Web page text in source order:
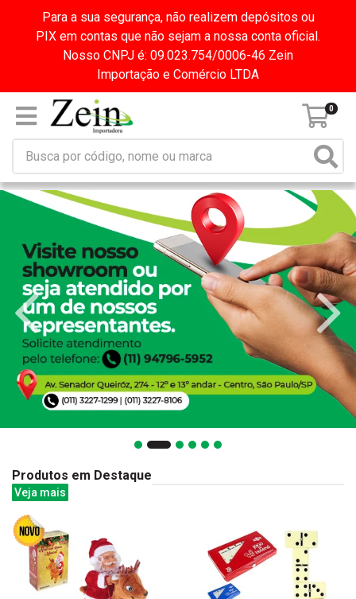
Para a sua segurança, não realizem depósitos ou
PIX em contas que não sejam a nossa conta oficial.
Nosso CNPJ é: 09.023.754/0006-46 Zein
Importação e Comércio LTDA
0
Produtos em Destaque
Veja mais